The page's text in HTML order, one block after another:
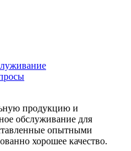
продукцию и
обслуживание для
опытными
хорошее качество.